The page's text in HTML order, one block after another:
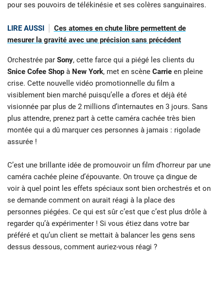
pour ses pouvoirs de télékinésie et ses colères sanguinaires.
LIRE AUSSI
Ces atomes en chute libre permettent de
mesurer la gravité avec une précision sans précédent
Orchestrée par Sony, cette farce qui a piégé les clients du
Snice Cofee Shop à New York, met en scène Carrie en pleine
crise. Cette nouvelle vidéo promotionnelle du film a
visiblement bien marché puisqu’elle a d’ores et déjà été
visionnée par plus de 2 millions d’internautes en 3 jours. Sans
plus attendre, prenez part à cette caméra cachée très bien
montée qui a dû marquer ces personnes à jamais : rigolade
assurée !
C’est une brillante idée de promouvoir un film d’horreur par une
caméra cachée pleine d’épouvante. On trouve ça dingue de
voir à quel point les effets spéciaux sont bien orchestrés et on
se demande comment on aurait réagi à la place des
personnes piégées. Ce qui est sûr c’est que c’est plus drôle à
regarder qu’à expérimenter ! Si vous étiez dans votre bar
préféré et qu’un client se mettait à balancer les gens sens
dessus dessous, comment auriez-vous réagi ?